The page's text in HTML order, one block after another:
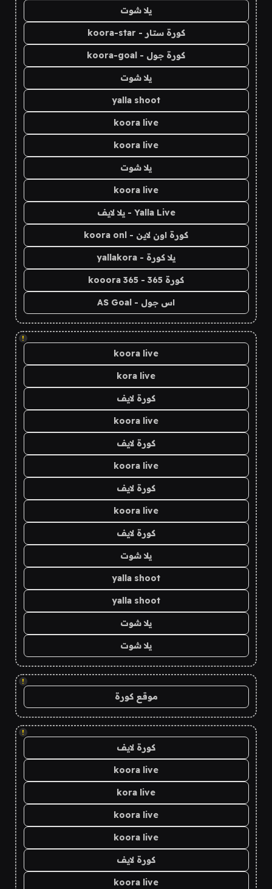
يلا شوت
كورة ستار - koora-star
كورة جول - koora-goal
يلا شوت
yalla shoot
koora live
koora live
يلا شوت
koora live
Yalla Live - يلا لايف
كورة اون لاين - koora onl
يلا كورة - yallakora
كورة 365 - kooora 365
اس جول - AS Goal
!
koora live
kora live
كورة لايف
koora live
كورة لايف
koora live
كورة لايف
koora live
كورة لايف
يلا شوت
yalla shoot
yalla shoot
يلا شوت
يلا شوت
!
موقع كورة
!
كورة لايف
koora live
kora live
koora live
koora live
كورة لايف
koora live